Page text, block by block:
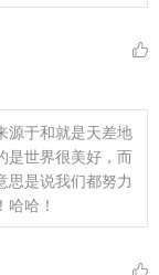
源于和就是天差地
是世界很美好，而
思是说我们都努力
哈！